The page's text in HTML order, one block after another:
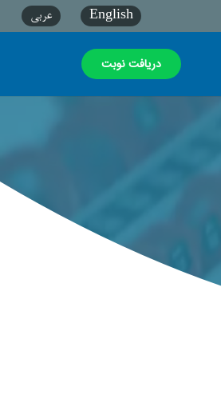
English عربي
دریافت نوبت